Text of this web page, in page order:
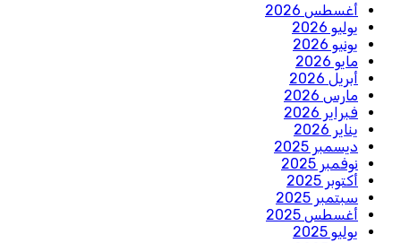
أغسطس 2026
يوليو 2026
يونيو 2026
مايو 2026
أبريل 2026
مارس 2026
فبراير 2026
يناير 2026
ديسمبر 2025
نوفمبر 2025
أكتوبر 2025
سبتمبر 2025
أغسطس 2025
يوليو 2025